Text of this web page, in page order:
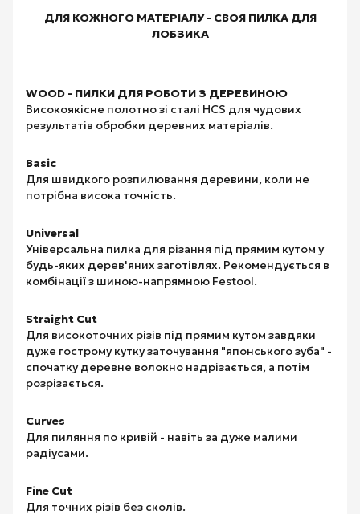
ДЛЯ КОЖНОГО МАТЕРІАЛУ - СВОЯ ПИЛКА ДЛЯ
ЛОБЗИКА
WOOD - ПИЛКИ ДЛЯ РОБОТИ З ДЕРЕВИНОЮ
Високоякісне полотно зі сталі HCS для чудових
результатів обробки деревних матеріалів.
Basic
Для швидкого розпилювання деревини, коли не
потрібна висока точність.
Universal
Універсальна пилка для різання під прямим кутом у
будь-яких дерев'яних заготівлях. Рекомендується в
комбінації з шиною-напрямною Festool.
Straight Cut
Для високоточних різів під прямим кутом завдяки
дуже гострому кутку заточування "японського зуба" -
спочатку деревне волокно надрізається, а потім
розрізається.
Curves
Для пиляння по кривій - навіть за дуже малими
радіусами.
Fine Cut
Для точних різів без сколів.